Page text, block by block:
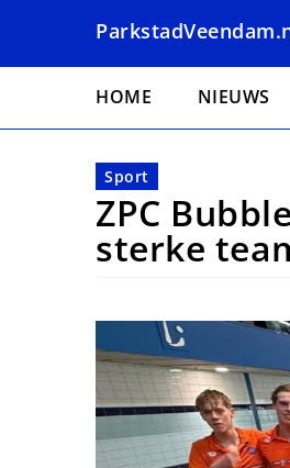
naar
HOME NIEUWS
Sport
ZPC
sterke